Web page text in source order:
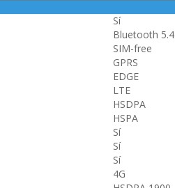
Sí
Bluetooth 5.4
SIM-free
GPRS
EDGE
LTE
HSDPA
HSPA
Sí
Sí
Sí
4G